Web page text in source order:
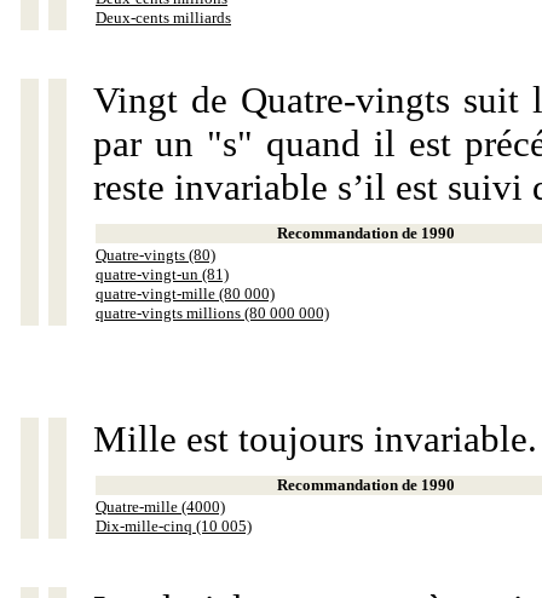
Deux-cents milliards
Vingt de Quatre-vingts suit
par un "s" quand il est
reste invariable s’il est suivi
Recommandation de 1990
Quatre-vingts (80)
quatre-vingt-un (81)
quatre-vingt-mille (80 000)
quatre-vingts millions (80 000 000)
Mille est toujours invariable.
Recommandation de 1990
Quatre-mille (4000)
Dix-mille-cinq (10 005)